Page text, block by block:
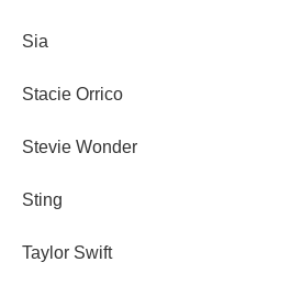
Sia
Stacie Orrico
Stevie Wonder
Sting
Taylor Swift